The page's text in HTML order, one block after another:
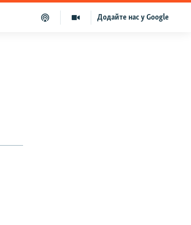
Додайте нас у Google